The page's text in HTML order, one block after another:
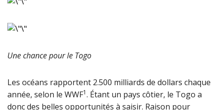
Une chance pour le Togo
Les océans rapportent 2.500 milliards de dollars chaque
année, selon le WWF1. Étant un pays côtier, le Togo a
donc des belles opportunités à saisir. Raison pour